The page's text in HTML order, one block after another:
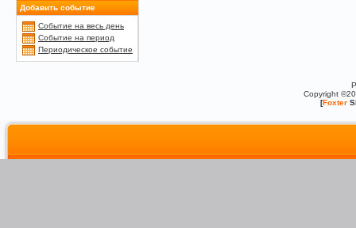
Добавить событие
Событие на весь день
Событие на период
Периодическое событие
Copyright
[Foxter